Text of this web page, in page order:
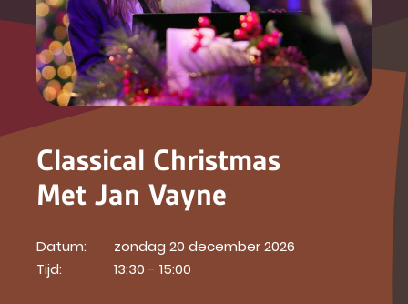
Classical Christmas
Met Jan Vayne
Datum:
Tijd:
zondag 20 december 2026
13:30 - 15:00